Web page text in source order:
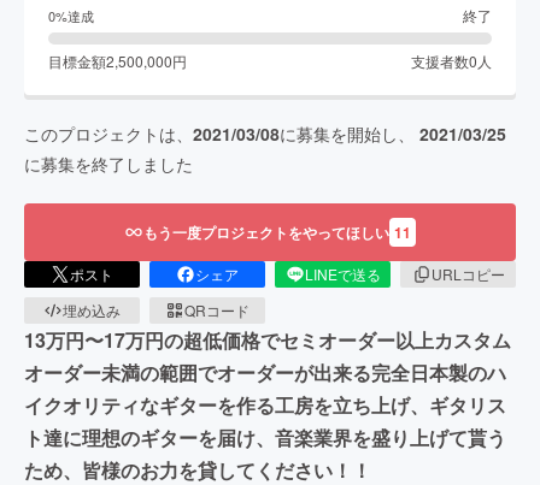
0%達成 終了
目標金額2,500,000円 支援者数0 人
このプロジェクトは、 2021/03/08に募集を開始し、 2021/03/25
に募集を終了しました
もう一度プロジェクトをやってほしい 11
ポスト シェア LINEで送る
URLコピー
埋め込み
QRコード
13万円〜17万円の超低価格でセミオーダー以上カスタム
オーダー未満の範囲でオーダーが出来る完全日本製のハ
イクオリティなギターを作る工房を立ち上げ、ギタリス
ト達に理想のギターを届け、音楽業界を盛り上げて貰う
ため、皆様のお力を貸してください！！